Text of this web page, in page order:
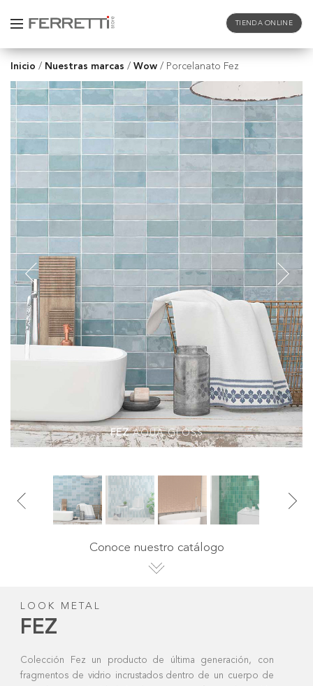
TIENDA ONLINE
Inicio / Nuestras marcas / Wow / Porcelanato Fez
FEZAQUA MATT
Conoce nuestro catálogo
LOOK METAL
FEZ
Colección Fez un producto de última generación, con
fragmentos de vidrio incrustados dentro de un cuerpo de